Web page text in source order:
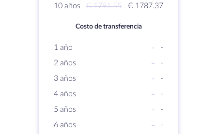
10 años
€ 1791.55 € 1787.37
Costo de transferencia
1 año -
-
2 años
-
-
3 años
-
-
4 años
-
-
5 años
-
-
6 años
-
-